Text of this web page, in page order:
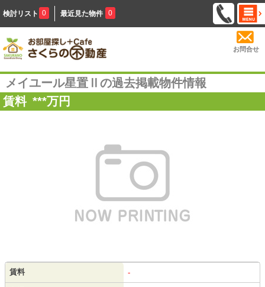
検討リスト 0 最近見た物件 0
お問合せ
メイユール星置Ⅱの過去掲載物件情報
賃料 ***万円
賃料 -